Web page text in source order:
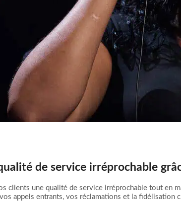
de service irréprochable
clients une qualité de service irréprochable tout en
appels entrants, vos réclamations et la fidélisation